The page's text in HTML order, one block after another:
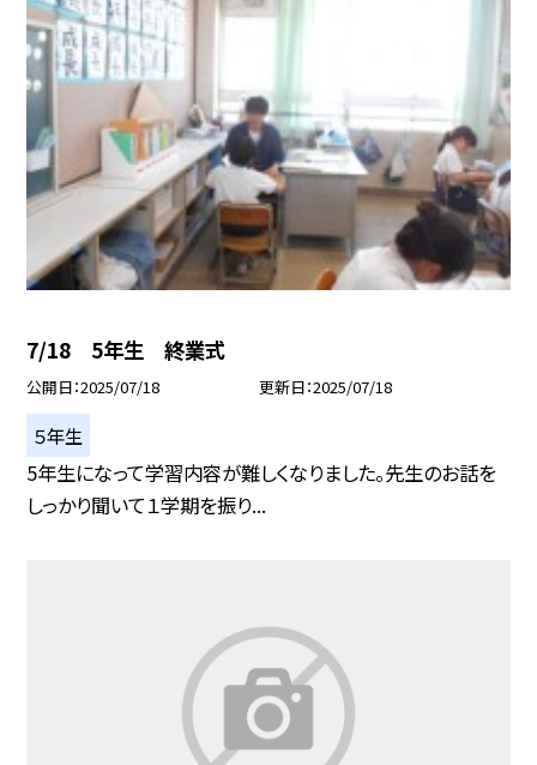
7/18 5年生 終業式
公開日 2025/07/18 更新日 2025/07/18
５年生
5年生になって学習内容が難しくなりました。先生のお話を
しっかり聞いて１学期を振り...